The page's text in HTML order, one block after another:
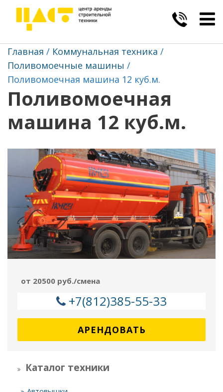
Главная
Коммунальная техника
Поливомоечные машины
Поливомоечная машина 12 куб.м.
Поливомоечная
машина 12 куб.м.
от 20500 руб./смена
+7(812)385-55-33
АРЕНДОВАТЬ
Каталог техники